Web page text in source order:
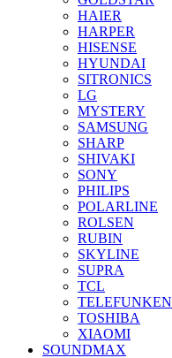
HAIER
HARPER
HISENSE
HYUNDAI
SITRONICS
LG
MYSTERY
SAMSUNG
SHARP
SHIVAKI
SONY
PHILIPS
POLARLINE
ROLSEN
RUBIN
SKYLINE
SUPRA
TCL
TELEFUNKEN
TOSHIBA
XIAOMI
SOUNDMAX